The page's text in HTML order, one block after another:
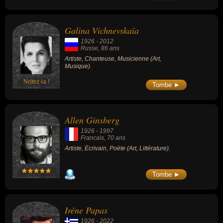
Notez-la !
Galina Vichnevskaïa
1926 - 2012
Russe , 86 ans
Artiste, Chanteuse, Musicienne (Art,
Musique).
Tombe ►
Allen Ginsberg
1926 - 1997
Francais, 70 ans
Artiste, Écrivain, Poète (Art, Littérature).
Tombe ►
Irène Papas
1926 - 2022